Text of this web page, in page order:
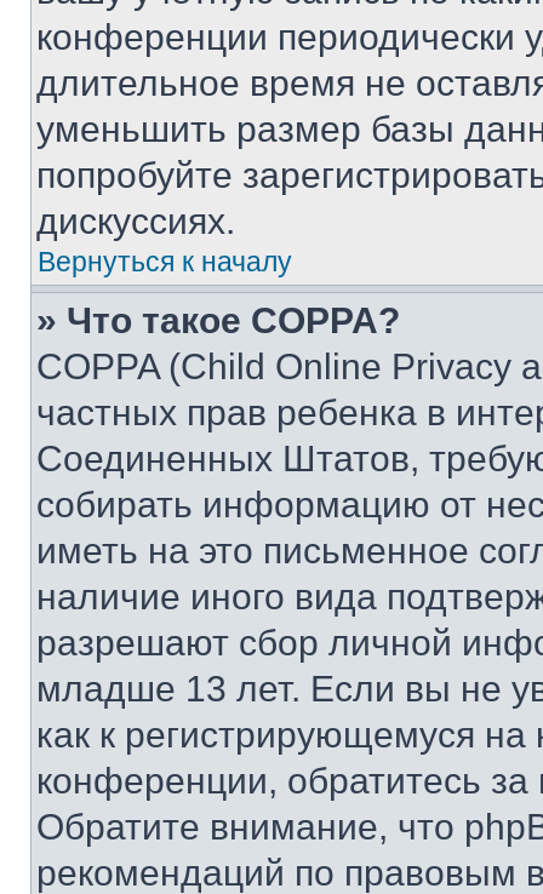
конференции периодически
длительное время не
уменьшить размер базы
попробуйте
дискуссиях.
Вернуться к началу
» Что такое COPPA?
COPPA (Child Online Privacy
частных прав ребенка в
Соединенных Штатов,
собирать информацию от
иметь на это письменное
наличие иного вида
разрешают сбор личной
младше 13 лет. Если вы не
как к регистрирующемуся
конференции, обратитесь
Обратите внимание, что
рекомендаций по правовым